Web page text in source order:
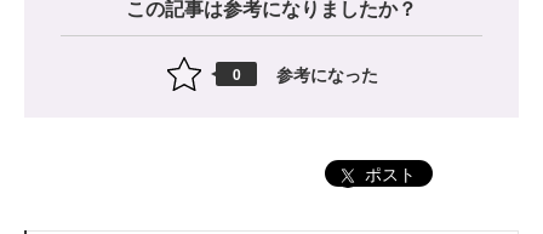
この記事は参考になりましたか？
0 参考になった
ポスト